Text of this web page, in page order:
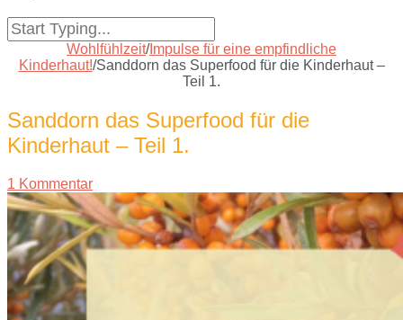
Wohlfühlzeit/Impulse für eine empfindliche
Kinderhaut!/Sanddorn das Superfood für die Kinderhaut –
Teil 1.
Sanddorn das Superfood für die
Kinderhaut – Teil 1.
1 Kommentar